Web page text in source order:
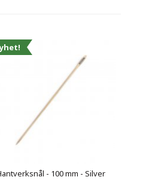
- 100 mm - Silver